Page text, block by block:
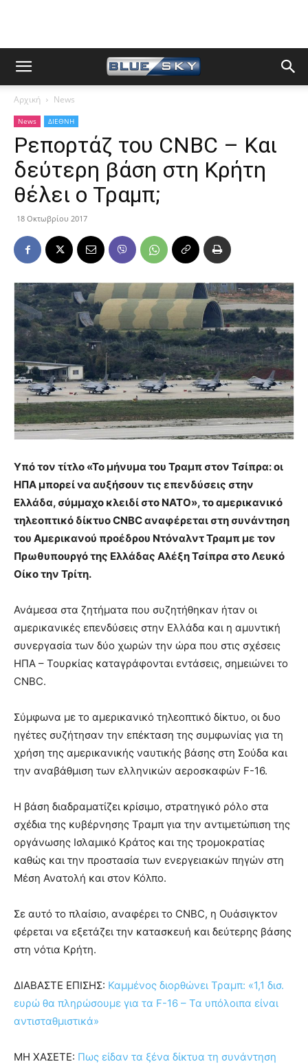
Αρχική News
News ΔΙΕΘΝΗ
Ρεπορτάζ του CNBC – Και
δεύτερη βάση στη Κρήτη
θέλει ο Τραμπ;
18 Οκτωβρίου 2017
Υπό τον τίτλο «Το μήνυμα του Τραμπ στον Τσίπρα: οι
ΗΠΑ μπορεί να αυξήσουν τις επενδύσεις στην
Ελλάδα, σύμμαχο κλειδί στο NATO», το αμερικανικό
τηλεοπτικό δίκτυο CNBC αναφέρεται στη συνάντηση
του Αμερικανού προέδρου Ντόναλντ Τραμπ με τον
Πρωθυπουργό της Ελλάδας Αλέξη Τσίπρα στο Λευκό
Οίκο την Τρίτη.
Ανάμεσα στα ζητήματα που συζητήθηκαν ήταν οι
αμερικανικές επενδύσεις στην Ελλάδα και η αμυντική
συνεργασία των δύο χωρών την ώρα που στις σχέσεις
ΗΠΑ – Τουρκίας καταγράφονται εντάσεις, σημειώνει το
CNBC.
Σύμφωνα με το αμερικανικό τηλεοπτικό δίκτυο, οι δυο
ηγέτες συζήτησαν την επέκταση της συμφωνίας για τη
χρήση της αμερικανικής ναυτικής βάσης στη Σούδα και
την αναβάθμιση των ελληνικών αεροσκαφών F-16.
Η βάση διαδραματίζει κρίσιμο, στρατηγικό ρόλο στα
σχέδια της κυβέρνησης Τραμπ για την αντιμετώπιση της
οργάνωσης Ισλαμικό Κράτος και της τρομοκρατίας
καθώς και την προστασία των ενεργειακών πηγών στη
Μέση Ανατολή και στον Κόλπο.
Σε αυτό το πλαίσιο, αναφέρει το CNBC, η Ουάσιγκτον
φέρεται να εξετάζει την κατασκευή και δεύτερης βάσης
στη νότια Κρήτη.
ΔΙΑΒΑΣΤΕ ΕΠΙΣΗΣ: Καμμένος διορθώνει Τραμπ: «1,1 δισ.
ευρώ θα πληρώσουμε για τα F-16 – Τα υπόλοιπα είναι
αντισταθμιστικά»
ΜΗ ΧΑΣΕΤΕ: Πως είδαν τα ξένα δίκτυα τη συνάντηση